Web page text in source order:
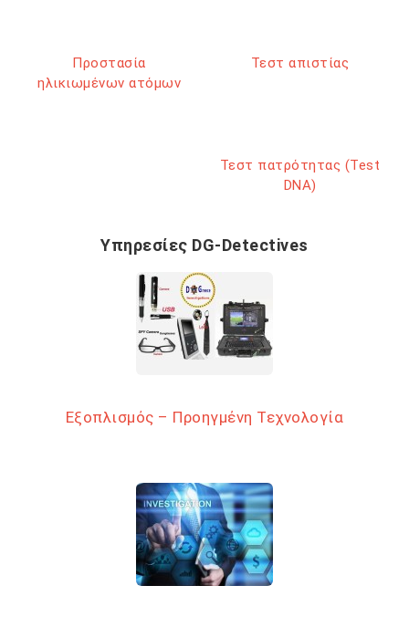
Προστασία
ηλικιωμένων ατόμων
Τεστ απιστίας
Τεστ πατρότητας (Test
DNA)
Υπηρεσίες DG-Detectives
Εξοπλισμός – Προηγμένη Τεχνολογία